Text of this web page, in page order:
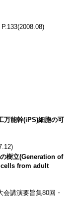
万能幹(iPS)細胞の可
樹立(Generation of
from adult
講演要旨集80回・